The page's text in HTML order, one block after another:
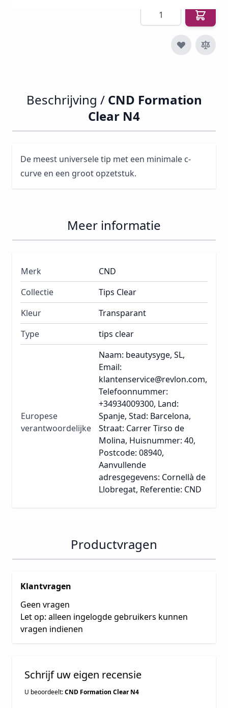
Aantal
Beschrijving / CND Formation
Clear N4
De meest universele tip met een minimale c-
curve en een groot opzetstuk.
Meer informatie
Merk
CND
Collectie
Tips Clear
Kleur
Transparant
Type
tips clear
Europese
verantwoordelijke
Naam: beautysyge, SL,
Email:
klantenservice@revlon.com,
Telefoonnummer:
+34934009300, Land:
Spanje, Stad: Barcelona,
Straat: Carrer Tirso de
Molina, Huisnummer: 40,
Postcode: 08940,
Aanvullende
adresgegevens: Cornellà de
Llobregat, Referentie: CND
Productvragen
Klantvragen
Geen vragen
Let op: alleen ingelogde gebruikers kunnen
vragen indienen
Schrijf uw eigen recensie
U beoordeelt:CND Formation Clear N4